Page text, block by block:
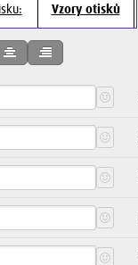
Vzory otisků